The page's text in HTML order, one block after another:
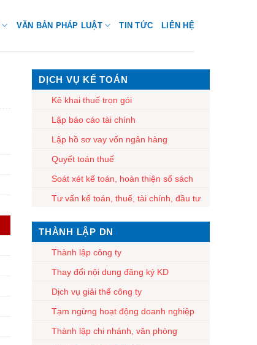
VĂN BẢN PHÁP LUẬT TIN TỨC LIÊN HỆ
DỊCH VỤ KẾ TOÁN
Kê khai thuế trọn gói
Lập báo cáo tài chính
Lập hồ sơ vay vốn ngân hàng
Quyết toán thuế
Soát xét kế toán, hoàn thiện sổ sách
Tư vấn kế toán, thuế, tài chính, đầu tư
THÀNH LẬP DN
Thành lập công ty
Thay đổi nội dung đăng ký KD
Dịch vụ giải thể công ty
Tạm ngừng hoạt động doanh nghiệp
Thành lập chi nhánh, văn phòng